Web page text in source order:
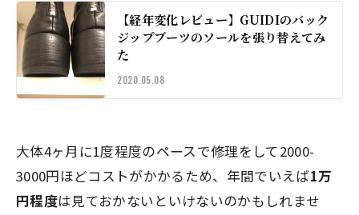
【経年変化レビュー】GUIDIのバック
ジップブーツのソールを張り替えてみ
た
2020.05.08
大体4ヶ月に1度程度のペースで修理をして2000-
3000円ほどコストがかかるため、年間でいえば1万
円程度は見ておかないといけないのかもしれませ